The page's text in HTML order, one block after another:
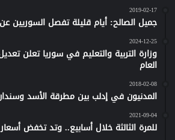
2019-02-17
جميل الصالح: أيام قليلة تفصل السوريين
2024-12-25
وزارة التربية والتعليم في سوريا تعلن
العام
2018-02-08
المدنيون في إدلب بين مطرقة الأسد
2021-09-04
للمرة الثالثة خلال أسابيع.. وتد تخفض